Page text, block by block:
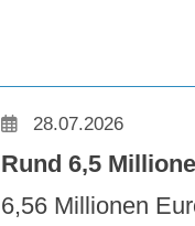
28.07.2026
Rund 6,5
6,56 Millionen